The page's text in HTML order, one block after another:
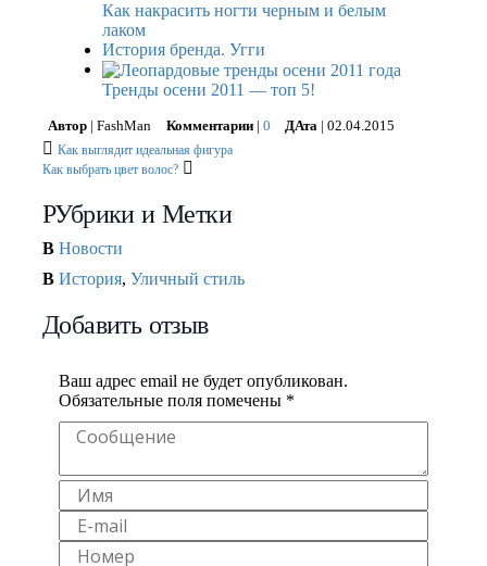
Как накрасить ногти черным и белым
лаком
История бренда. Угги
Тренды осени 2011 — топ 5!
Автор | FashMan Комментарии | 0 ДАта | 02.04.2015
Как выглядит идеальная фигура
Как выбрать цвет волос?
РУбрики и Метки
В Новости
В История, Уличный стиль
Добавить отзыв
Ваш адрес email не будет опубликован.
Обязательные поля помечены *